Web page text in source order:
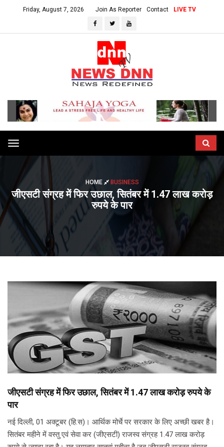
Friday, August 7, 2026 Join As Reporter Contact LIVE TV
Toggle
navigation
HOME BUSINESS
जीएसटी संग्रह में फिर उछाल, सितंबर में 1.47 लाख करोड़
रुपये के पार
जीएसटी संग्रह में फिर उछाल, सितंबर में 1.47 लाख करोड़ रुपये के
पार
नई दिल्ली, 01 अक्टूबर (हि.स)। आर्थिक मोर्चे पर सरकार के लिए अच्छी खबर है।
सितंबर महीने में वस्तु एवं सेवा कर (जीएसटी) राजस्व संग्रह 1.47 लाख करोड़